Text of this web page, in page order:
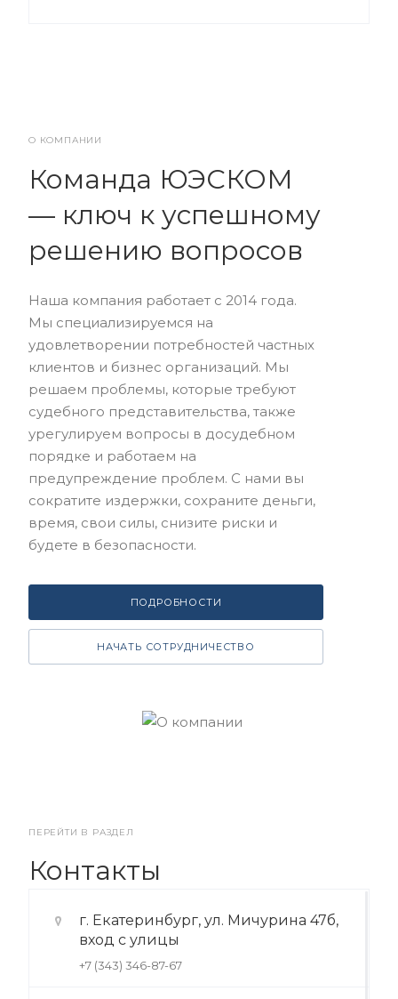
О КОМПАНИИ
Команда ЮЭСКОМ
— ключ к успешному
решению вопросов
Наша компания работает с 2014 года.
Мы специализируемся на
удовлетворении потребностей частных
клиентов и бизнес организаций. Мы
решаем проблемы, которые требуют
судебного представительства, также
урегулируем вопросы в досудебном
порядке и работаем на
предупреждение проблем. С нами вы
сократите издержки, сохраните деньги,
время, свои силы, снизите риски и
будете в безопасности.
ПОДРОБНОСТИ
НАЧАТЬ СОТРУДНИЧЕСТВО
ПЕРЕЙТИ В РАЗДЕЛ
Контакты
г. Екатеринбург, ул. Мичурина 47б,
вход с улицы
+7 (343) 346-87-67